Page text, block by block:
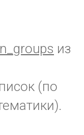
из
(по